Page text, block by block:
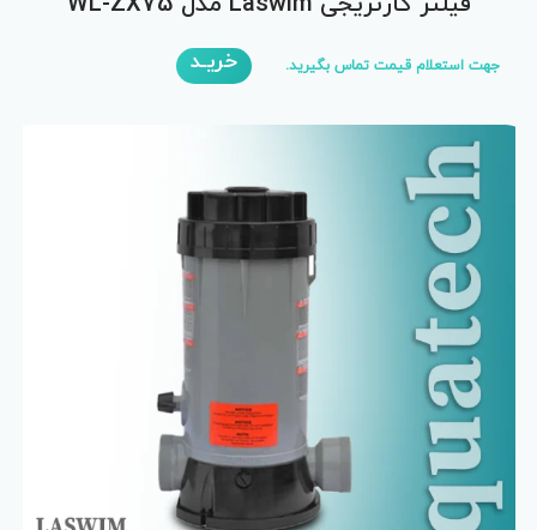
جهت استعلام قیمت تماس بگیرید. خریـد